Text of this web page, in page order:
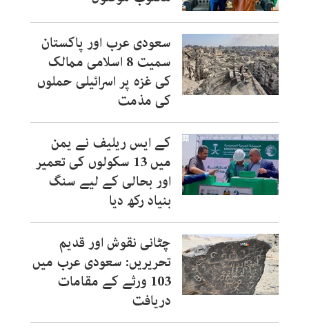
سعودی عرب اور پاکستان
سمیت 8 اسلامی ممالک
کی غزہ پر اسرائیلی حملوں
کی مذمت
کے ایس ریلیف نے یمن
میں 13 سکولوں کی تعمیر
اور بحالی کے لیے سنگ
بنیاد رکھ دیا
چٹانی نقوش اور قدیم
تحریریں: سعودی عرب میں
103 ورثے کے مقامات
دریافت